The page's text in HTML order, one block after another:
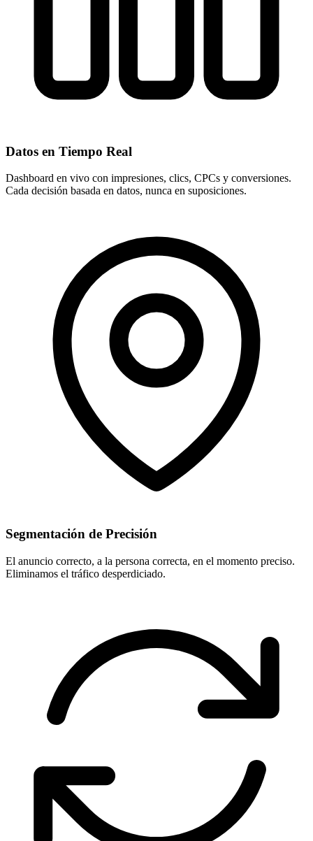
Datos en Tiempo Real
Dashboard en vivo con impresiones, clics, CPCs y conversiones.
Cada decisión basada en datos, nunca en suposiciones.
Segmentación de Precisión
El anuncio correcto, a la persona correcta, en el momento preciso.
Eliminamos el tráfico desperdiciado.